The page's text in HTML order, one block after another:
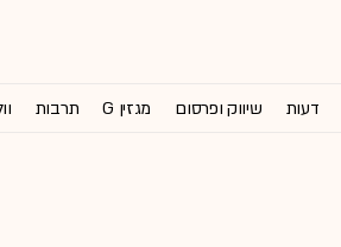
דעות שיווק ופרסום מגזין G תרבות